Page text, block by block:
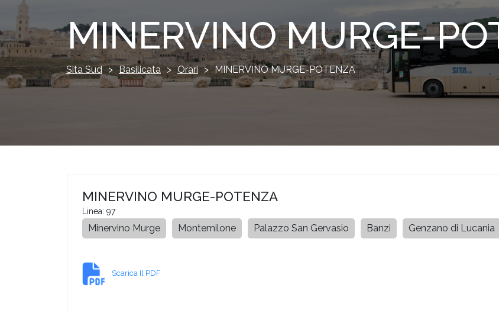
MINERVINO MURGE-
Sita Sud > Basilicata > Orari > MINERVINO MURGE-POTENZA
MINERVINO MURGE-POTENZA
Linea: 97
Minervino Murge Montemilone Palazzo San Gervasio Banzi Genzano di Lucania
Scarica Il PDF